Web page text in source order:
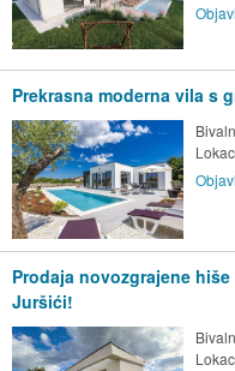
Prekrasna moderna vila s
Prodaja novozgrajene
Juršići!